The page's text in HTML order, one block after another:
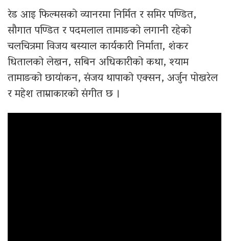
रेड आइ फिल्मसको व्यानरमा निर्मित र समिर पण्डित,
सौगात पण्डित र पदमलाल तामाङको लगानी रहेको
चलचित्रमा विजय बस्याल कार्यकारी निर्माता, शंकर
धितालको लेखन, सबिन अधिकारीको कथा, श्याम
तामाङको छायांकन, संजय थापाको एक्सन, अर्जुन पोखरेल
र महेश ताम्राकारको संगीत छ ।